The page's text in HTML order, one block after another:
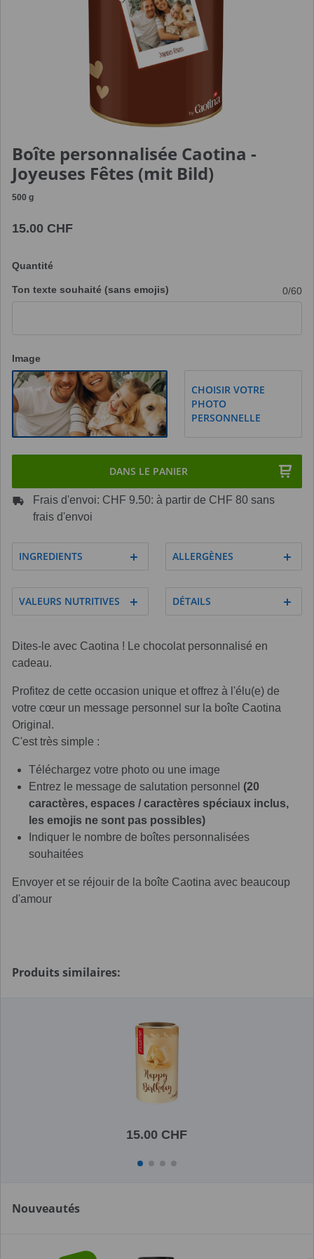
test
test
test
test
Boîte personnalisée Caotina -
Joyeuses Fêtes (mit Bild)
500 g
15.00 CHF
Quantité
Ton texte souhaité (sans emojis) 0/60
Image
CHOISIR VOTRE
PHOTO
PERSONNELLE
DANS LE PANIER
Frais d'envoi: CHF 9.50: à partir de CHF 80 sans
frais d'envoi
INGREDIENTS ALLERGÈNES
VALEURS NUTRITIVES DÉTAILS
Dites-le avec Caotina ! Le chocolat personnalisé en
cadeau.
Profitez de cette occasion unique et offrez à l'élu(e) de
votre cœur un message personnel sur la boîte Caotina
Original.
C'est très simple :
Téléchargez votre photo ou une image
Entrez le message de salutation personnel (20
caractères, espaces / caractères spéciaux inclus,
les emojis ne sont pas possibles)
Indiquer le nombre de boîtes personnalisées
souhaitées
Envoyer et se réjouir de la boîte Caotina avec beaucoup
d'amour
Produits similaires:
15.00 CHF
Nouveautés